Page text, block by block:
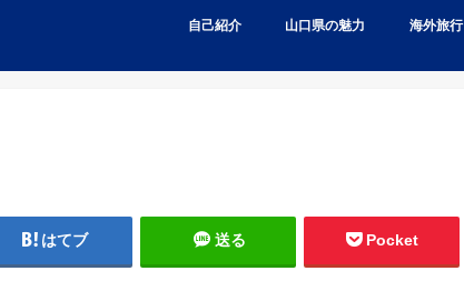
自己紹介 山口県の魅力 海外旅行
はてブ 送る Pocket